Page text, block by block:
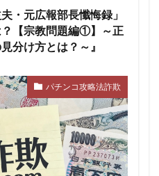
・元広報部長懺悔録」
【宗教問題編①】～正
分け方とは？～』
パチンコ攻略法詐欺